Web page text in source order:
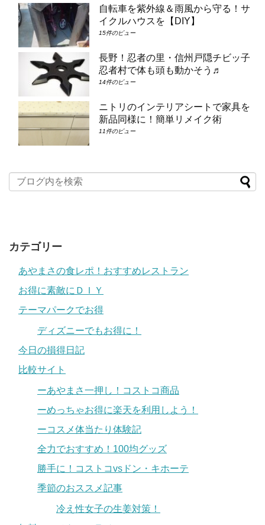
自転車を紫外線＆雨風から守る！サ
イクルハウスを【DIY】
15件のビュー
長野！忍者の里・信州戸隠チビッ子
忍者村で体も頭も動かそう♬
14件のビュー
ニトリのインテリアシートで家具を
新品同様に！簡単リメイク術
11件のビュー
カテゴリー
あやまさの食レポ！おすすめレストラン
お得に素敵にＤＩＹ
テーマパークでお得
ディズニーでもお得に！
今日の損得日記
比較サイト
ーあやまさ一押し！コストコ商品
ーめっちゃお得に楽天を利用しよう！
ーコスメ体当たり体験記
全力でおすすめ！100均グッズ
勝手に！コストコvsドン・キホーテ
季節のおススメ記事
冷え性女子の生姜対策！